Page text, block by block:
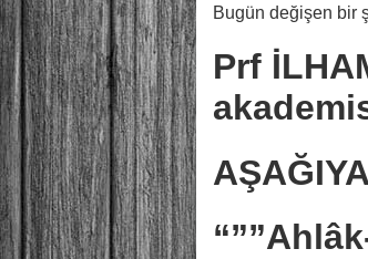
Bugün değişen bir
Prf